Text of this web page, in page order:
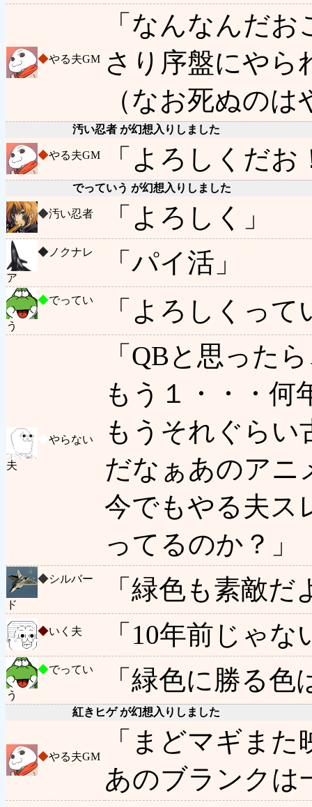
◆やる夫GM
「なんなんだ
さり序盤にや
（なお死ぬの
汚い忍者 が幻想入りしました
◆やる夫GM 「よろしくだお
でっていう が幻想入りしました
◆汚い忍者 「よろしく」
◆ ノクナレ
ア
「パイ活」
◆でってい
う
「よろしくっ
やらない
夫
「QBと思った
もう１・・・何
もうそれぐら
だなぁあのアニ
今でもやる夫ス
ってるのか？」
◆シルバー
ド
「緑色も素敵
◆いく夫 「10年前じゃ
◆でってい
う
「緑色に勝る
紅きヒゲ が幻想入りしました
◆やる夫GM
「まどマギま
あのブランクは